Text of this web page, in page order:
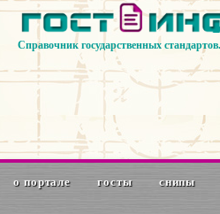
Справочник государственных
о портале госты снипы